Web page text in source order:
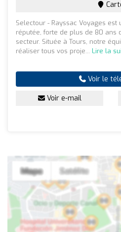
Selectour - Rayssac Voyages
réputée, forte de plus de 80 ans
secteur. Située à Tours, notre
réaliser tous vos proje... Lire la
Voir le
Voir e-mail